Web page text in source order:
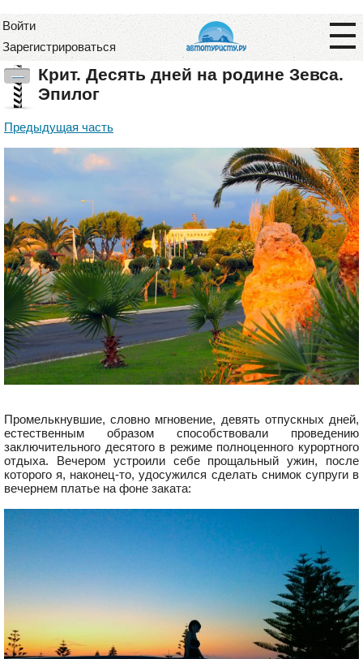
Войти
Зарегистрироваться
—
Крит. Десять дней на родине Зевса.
Эпилог
Предыдущая часть
Промелькнувшие, словно мгновение, девять отпускных дней,
естественным образом способствовали проведению
заключительного десятого в режиме полноценного курортного
отдыха. Вечером устроили себе прощальный ужин, после
которого я, наконец-то, удосужился сделать снимок супруги в
вечернем платье на фоне заката: